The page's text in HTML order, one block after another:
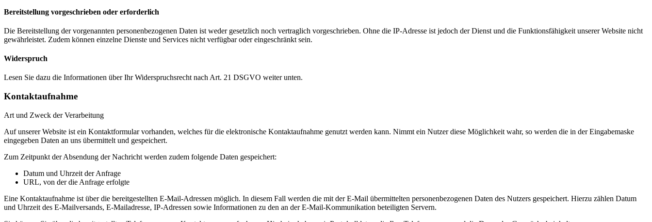
Bereitstellung vorgeschrieben oder erforderlich
Die Bereitstellung der vorgenannten personenbezogenen Daten ist weder gesetzlich noch vertraglich vorgeschrieben. Ohne die IP-Adresse ist jedoch der Dienst und die Funktionsfähigkeit unserer Website nicht
gewährleistet. Zudem können einzelne Dienste und Services nicht verfügbar oder eingeschränkt sein.
Widerspruch
Lesen Sie dazu die Informationen über Ihr Widerspruchsrecht nach Art. 21 DSGVO weiter unten.
Kontaktaufnahme
Art und Zweck der Verarbeitung
Auf unserer Website ist ein Kontaktformular vorhanden, welches für die elektronische Kontaktaufnahme genutzt werden kann. Nimmt ein Nutzer diese Möglichkeit wahr, so werden die in der Eingabemaske
eingegeben Daten an uns übermittelt und gespeichert.
Zum Zeitpunkt der Absendung der Nachricht werden zudem folgende Daten gespeichert:
Datum und Uhrzeit der Anfrage
URL, von der die Anfrage erfolgte
Eine Kontaktaufnahme ist über die bereitgestellten E-Mail-Adressen möglich. In diesem Fall werden die mit der E-Mail übermittelten personenbezogenen Daten des Nutzers gespeichert. Hierzu zählen Datum
und Uhrzeit des E-Mailversands, E-Mailadresse, IP-Adressen sowie Informationen zu den an der E-Mail-Kommunikation beteiligten Servern.